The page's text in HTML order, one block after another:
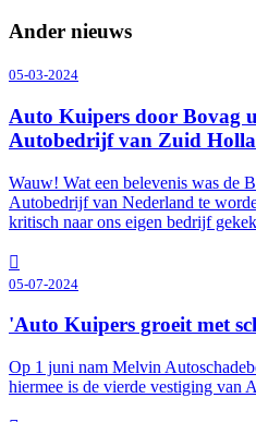
Ander nieuws
05-03-2024
Auto Kuipers door Bovag
Autobedrijf van Zuid
Wauw! Wat een belevenis was de
Autobedrijf van Nederland te
kritisch naar ons eigen bedrijf
05-07-2024
'Auto Kuipers groeit met
Op 1 juni nam Melvin
hiermee is de vierde vestiging van